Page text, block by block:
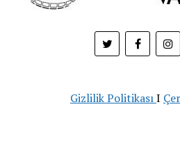
Gizlilik PolitikasıI